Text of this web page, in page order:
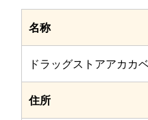
名称
ドラッグストアアカカ
住所